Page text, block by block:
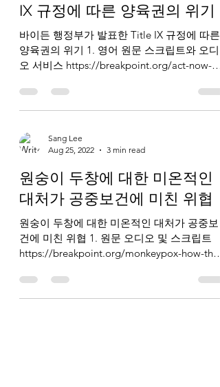
IX 규정에 따른 양육권의 위기
바이든 행정부가 발표한 Title IX 규정에 따른
양육권의 위기 1. 영어 원문 스크립트와 오디
오 서비스 https://breakpoint.org/act-now-
스크립트와...
Sang Lee
Aug 25, 2022
3 min read
원숭이 두창에 대한 미온적인
대처가 공중보건에 미친 위협
원숭이 두창에 대한 미온적인 대처가 공중보
건에 미친 위협 1. 원문 오디오 및 스크립트
https://breakpoint.org/monkeypox-how-the-
한국어...